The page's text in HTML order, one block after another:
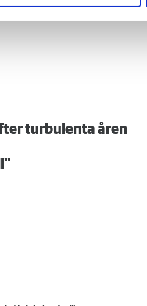
turbulenta åren